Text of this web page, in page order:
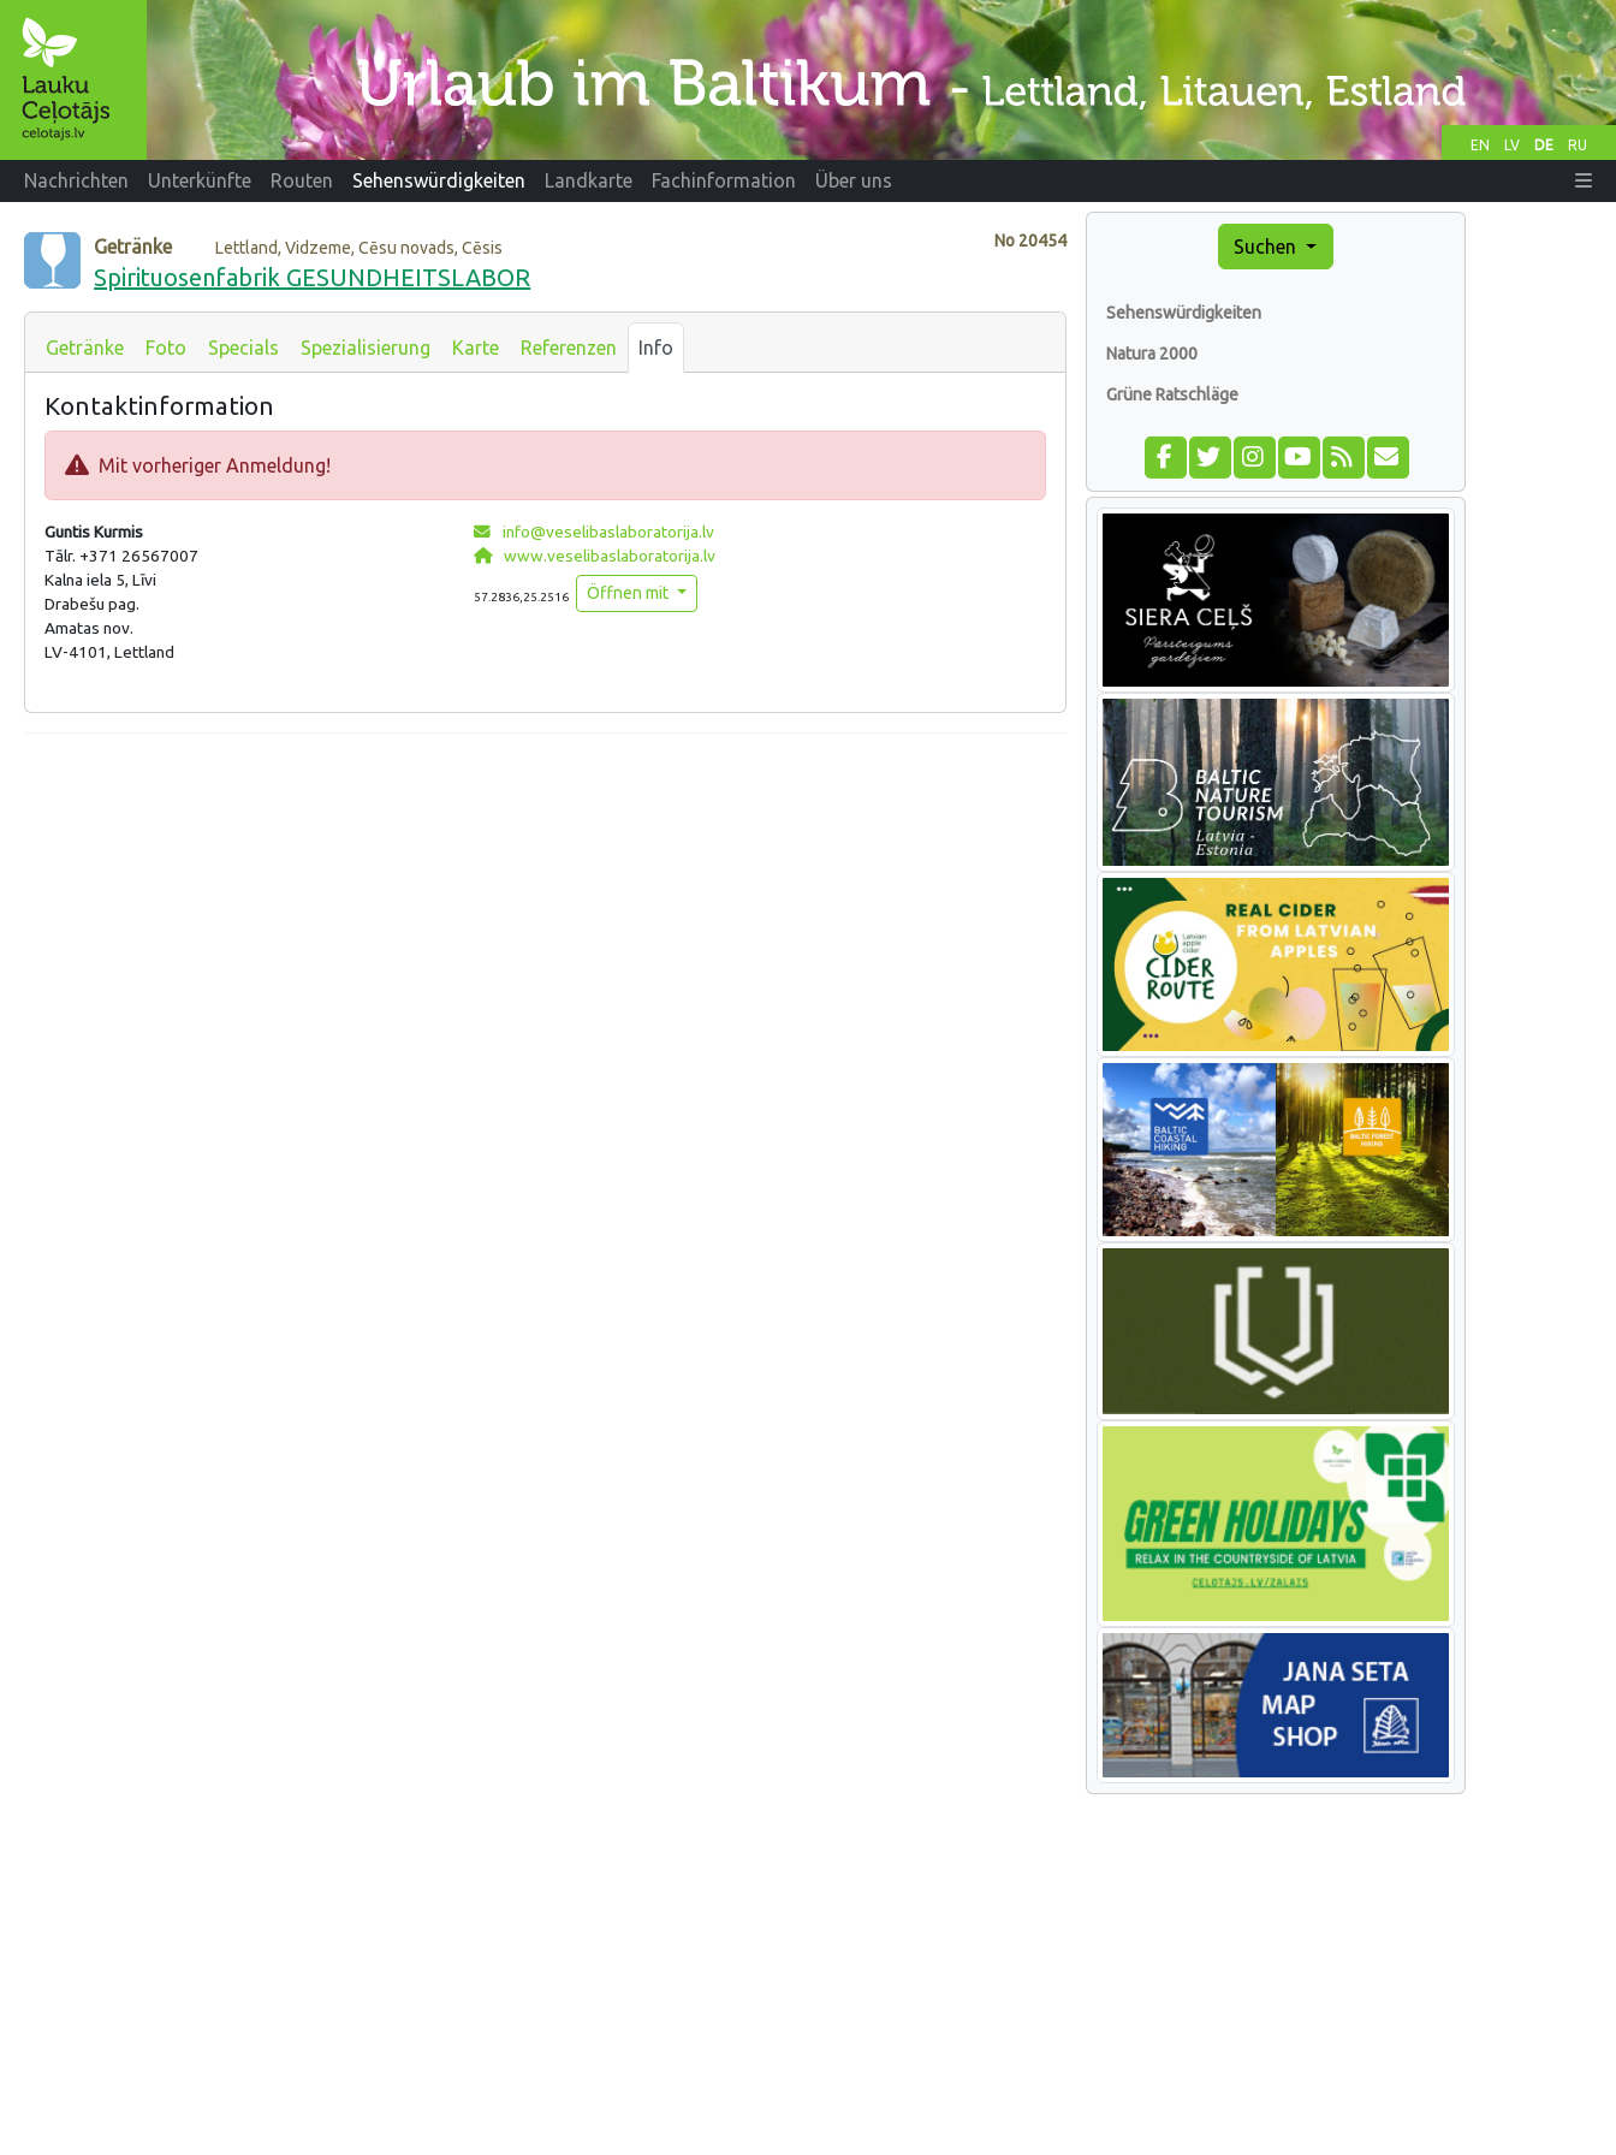
EN LV DE RU
Nachrichten Unterkünfte Routen Sehenswürdigkeiten Landkarte Fachinformation Über uns
No 20454
Getränke Lettland, Vidzeme, Cēsu novads, Cēsis
Spirituosenfabrik GESUNDHEITSLABOR
Getränke Foto Specials Spezialisierung Karte Referenzen Info
Kontaktinformation
Mit vorheriger Anmeldung!
Guntis Kurmis
Tālr. +371 26567007
Kalna iela 5, Līvi
Drabešu pag.
Amatas nov.
LV-4101, Lettland
info@veselibaslaboratorija.lv
www.veselibaslaboratorija.lv
57.2836,25.2516 Öffnen mit
Suchen
Sehenswürdigkeiten
Natura 2000
Grüne Ratschläge